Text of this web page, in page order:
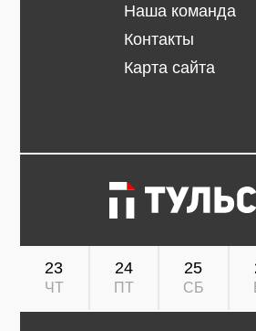
Наша команда
Контакты
Карта сайта
23
ЧТ
24
ПТ
25
СБ